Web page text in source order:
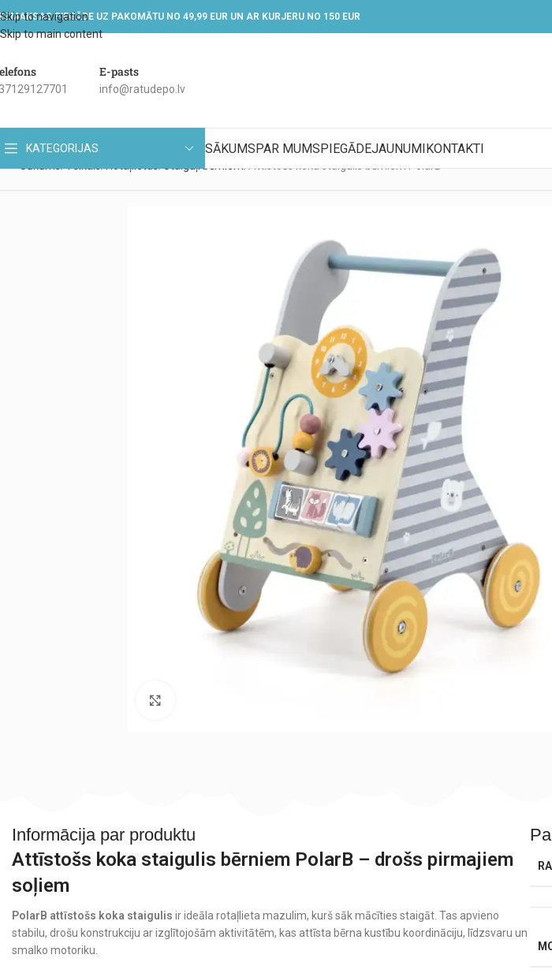
Skip to navigation
Skip to main content
PIEGĀDE UZ PAKOMĀTU NO 49,99 EUR UN AR KURJERU NO 150 EUR
E-pasts
info@ratudepo.lv
KATEGORIJAS SĀKUMSPAR MUMSPIEGĀDEJAUNUMIKONTAKTI
Informācija par produktu
Attīstošs koka staigulis bērniem PolarB – drošs pirmajiem
soļiem
PolarB attīstošs koka staigulis ir ideāla rotaļlieta mazulim, kurš sāk mācīties staigāt. Tas apvieno
stabilu, drošu konstrukciju ar izglītojošām aktivitātēm, kas attīsta bērna kustību koordināciju, līdzsvaru un
smalko motoriku.